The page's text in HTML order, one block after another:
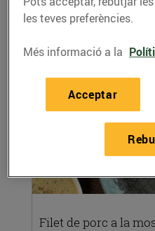
Ingredients per a 4
1 rajolí de vinagre
LLEGIR MÉS
Filet de porc a la
les teves preferències.
Més informació a la
Acceptar